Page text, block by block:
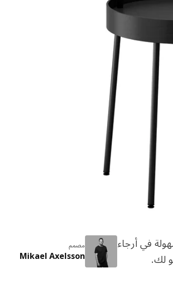
في أرجاء
لك.
مصمم
Mikael Axelsson